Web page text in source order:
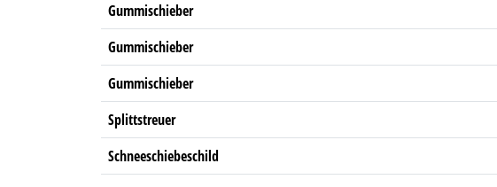
Gummischieber
Gummischieber
Gummischieber
Splittstreuer
Schneeschiebeschild